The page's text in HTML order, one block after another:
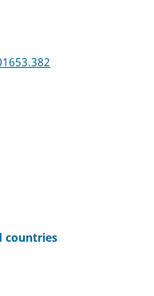
countries